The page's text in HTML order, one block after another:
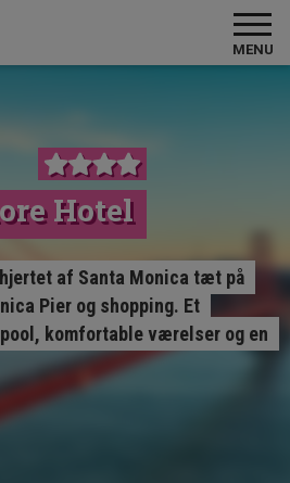
MENU
Hotel
af Santa Monica tæt på
Pier og shopping. Et
komfortable værelser og en